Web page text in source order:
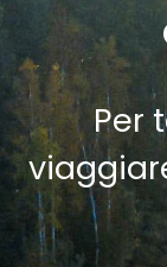
Per